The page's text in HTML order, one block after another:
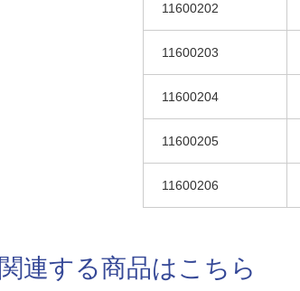
11600202
11600203
11600204
11600205
11600206
関連する商品はこちら